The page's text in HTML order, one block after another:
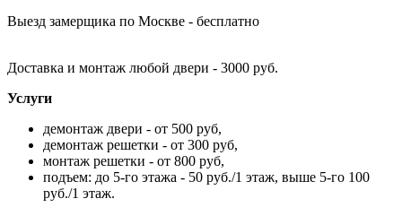
Выезд замерщика по Москве - бесплатно
Доставка и монтаж любой двери - 3000 руб.
Услуги
демонтаж двери - от 500 руб,
демонтаж решетки - от 300 руб,
монтаж решетки - от 800 руб,
подъем: до 5-го этажа - 50 руб./1 этаж, выше 5-го 100
руб./1 этаж.